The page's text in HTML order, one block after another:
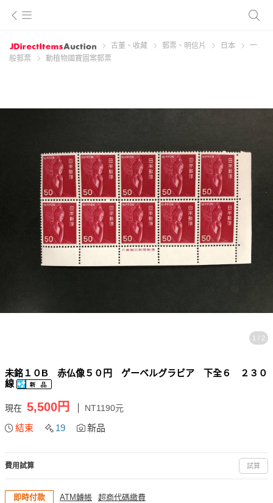
古董、收藏 郵票、明信片 日本
一
般郵票
動植物國寶圖案郵票
1 / 2
未銘１０B 赤仏像５０円 ゲーベルグラビア 下全６ ２３０
線
現在 5,500円 NT1190元
結束 19 新品
費用試算 試算
即時付款 ATM轉帳 超商代碼繳費